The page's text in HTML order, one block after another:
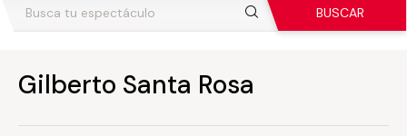
BUSCAR
Gilberto Santa Rosa